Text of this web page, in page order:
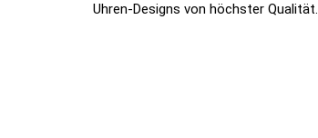
Uhren-Designs von höchster Qualität.